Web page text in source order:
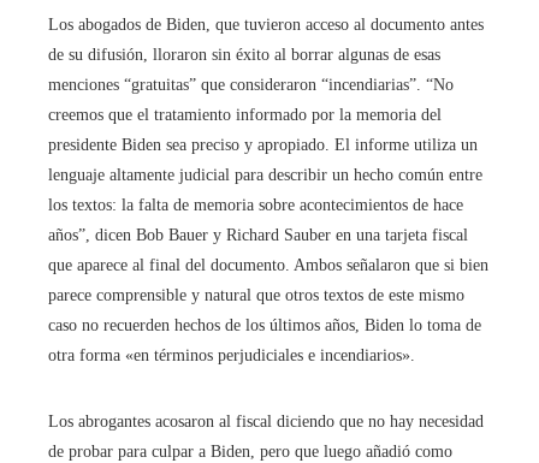
Los abogados de Biden, que tuvieron acceso al documento antes
de su difusión, lloraron sin éxito al borrar algunas de esas
menciones “gratuitas” que consideraron “incendiarias”. “No
creemos que el tratamiento informado por la memoria del
presidente Biden sea preciso y apropiado. El informe utiliza un
lenguaje altamente judicial para describir un hecho común entre
los textos: la falta de memoria sobre acontecimientos de hace
años”, dicen Bob Bauer y Richard Sauber en una tarjeta fiscal
que aparece al final del documento. Ambos señalaron que si bien
parece comprensible y natural que otros textos de este mismo
caso no recuerden hechos de los últimos años, Biden lo toma de
otra forma «en términos perjudiciales e incendiarios».
Los abrogantes acosaron al fiscal diciendo que no hay necesidad
de probar para culpar a Biden, pero que luego añadió como